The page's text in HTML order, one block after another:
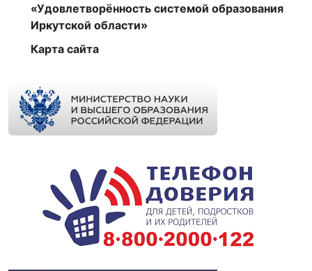
«Удовлетворённость системой образования
Иркутской области»
Карта сайта